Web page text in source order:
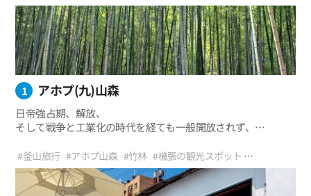
1 アホプ(九)山森
日帝強占期、解放、
そして戦争と工業化の時代を経ても一般開放されず、
400年間世間に公開されることのなかったここは、釜山・
機張郡に位置するアホプ山森だ。 「アホプ(九)山森」の名は、
九つの谷があることに由来する。
#釜山旅行 #アホプ山森 #竹林 #機張の観光スポット
#アホプ山森散策路 #釜山映画ロケ地 #週末旅行 #最高の写真
#友達とともに #恋人とともに